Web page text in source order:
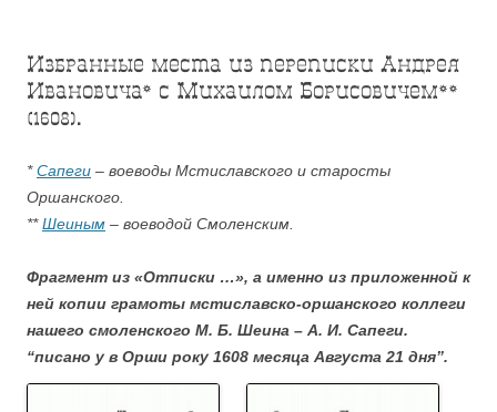
Избранные места из переписки Андрея
Ивановича* с Михаилом Борисовичем**
(1608).
*Сапеги – воеводы Мстиславского и старосты
Оршанского.
**Шеиным – воеводой Смоленским.
Фрагмент из «Отписки …», а именно из приложенной к
ней копии грамоты мстиславско-оршанского коллеги
нашего смоленского М. Б. Шеина – А. И. Сапеги.
“писано у в Орши року 1608 месяца Августа 21 дня”.